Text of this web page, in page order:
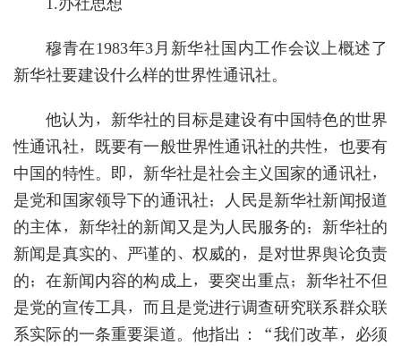
1.办社思想
穆青在1983年3月新华社国内工作会议上概述了
新华社要建设什么样的世界性通讯社。
他认为，新华社的目标是建设有中国特色的世界
性通讯社，既要有一般世界性通讯社的共性，也要有
中国的特性。即，新华社是社会主义国家的通讯社，
是党和国家领导下的通讯社；人民是新华社新闻报道
的主体，新华社的新闻又是为人民服务的；新华社的
新闻是真实的、严谨的、权威的，是对世界舆论负责
的；在新闻内容的构成上，要突出重点；新华社不但
是党的宣传工具，而且是党进行调查研究联系群众联
系实际的一条重要渠道。他指出：“我们改革，必须